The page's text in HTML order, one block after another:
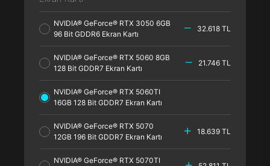
NVIDIA® GeForce® RTX 3050 6GB
96 Bit GDDR6 Ekran Kartı
32.618 TL
NVIDIA® GeForce® RTX 5060 8GB
128 Bit GDDR7 Ekran Kartı
21.746 TL
NVIDIA® GeForce® RTX 5060TI
16GB 128 Bit GDDR7 Ekran Kartı
NVIDIA® GeForce® RTX 5070
12GB 196 Bit GDDR7 Ekran Kartı
18.639 TL
NVIDIA® GeForce® RTX 5070TI